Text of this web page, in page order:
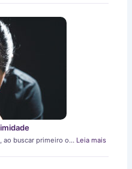
ao buscar primeiro o… Leia mais